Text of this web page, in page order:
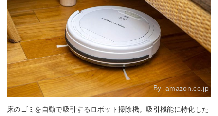
By:amazon.co.jp
床のゴミを自動で吸引するロボット掃除機。吸引機能に特化した